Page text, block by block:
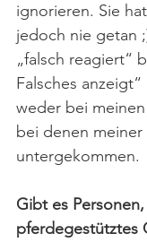
ignorieren. Sie
jedoch nie getan
„falsch reagiert“
Falsches
weder bei
bei denen
untergekommen.
Gibt es
pferdegestütztes